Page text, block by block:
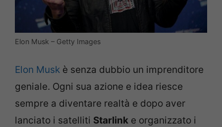
Elon Musk – Getty Images
Elon Musk è senza dubbio un imprenditore
geniale. Ogni sua azione e idea riesce
sempre a diventare realtà e dopo aver
lanciato i satelliti Starlink e organizzato i